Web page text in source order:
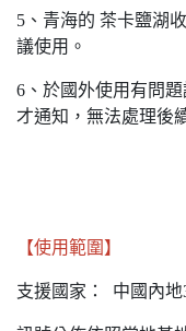
5、青海的 茶卡鹽湖
議使用。
6、於國外使用有問
才通知，無法處理後
【使用範圍】
支援國家： 中國內地